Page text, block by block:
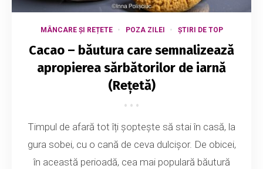
MÂNCARE ȘI REȚETE POZA ZILEI ȘTIRI DE TOP
Cacao – băutura care semnalizează
apropierea sărbătorilor de iarnă
(Rețetă)
Timpul de afară tot îți șoptește să stai în casă, la
gura sobei, cu o cană de ceva dulcișor. De obicei,
în această perioadă, cea mai populară băutură